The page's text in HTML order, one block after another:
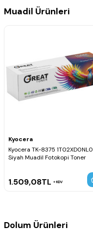
Muadil Ürünleri
Kyocera
Kyocera TK-8375 1T02XD0NL0
Siyah Muadil Fotokopi Toner
1.509,08TL KDV
Dolum Ürünleri